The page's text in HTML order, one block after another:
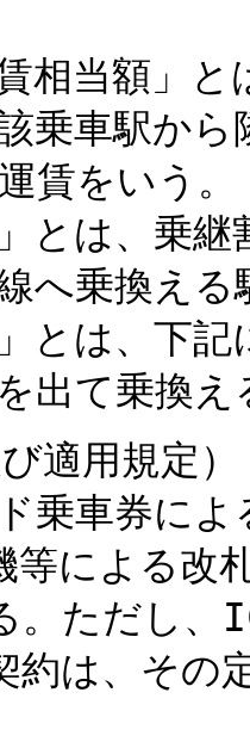
相当額」と
乗車駅か
賃をいう。
とは、乗継
へ乗換える
とは、下記
出て乗換
適用規定）
車券によ
等による改
。ただし、
約は、その